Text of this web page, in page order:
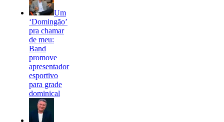
Um
‘Domingão’
pra chamar
de meu:
Band
promove
apresentador
esportivo
para grade
dominical